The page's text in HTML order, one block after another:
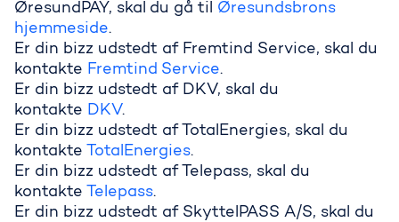
Hvordan opdaterer jeg
ØresundPAY, skal du gå til Øresundsbrons
hjemmeside.
Er din bizz udstedt af Fremtind Service, skal du
kontakte Fremtind Service.
Er din bizz udstedt af DKV, skal du
kontakte DKV.
Er din bizz udstedt af TotalEnergies, skal du
kontakte TotalEnergies.
Er din bizz udstedt af Telepass, skal du
kontakte Telepass.
Er din bizz udstedt af SkyttelPASS A/S, skal du